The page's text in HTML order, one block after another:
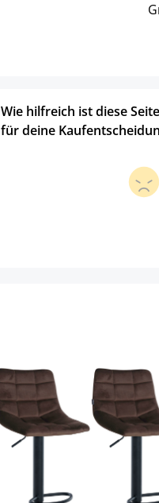
Wie hilfreich ist diese Seite
für deine